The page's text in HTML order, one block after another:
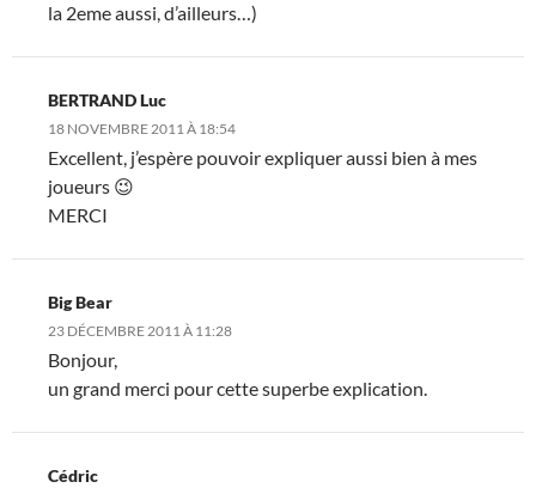
la 2eme aussi, d’ailleurs…)
BERTRAND Luc
18 NOVEMBRE 2011 À 18:54
Excellent, j’espère pouvoir expliquer aussi bien à mes
joueurs 😉
MERCI
Big Bear
23 DÉCEMBRE 2011 À 11:28
Bonjour,
un grand merci pour cette superbe explication.
Cédric